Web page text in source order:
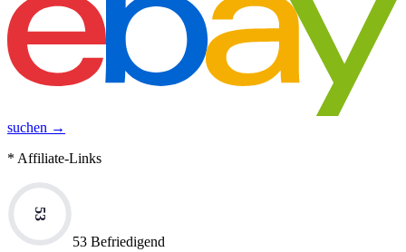
suchen →
* Affiliate-Links
53
53 Befriedigend